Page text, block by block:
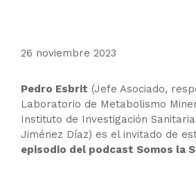
26 noviembre 2023
Pedro Esbrit (Jefe Asociado,
Laboratorio de Metabolismo
Instituto de Investigación
Jiménez Díaz) es el invitado de
episodio del podcast Somos la